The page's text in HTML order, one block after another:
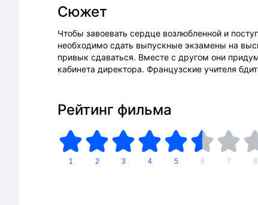
Сюжет
Чтобы завоевать сердце возлюбленной и
необходимо сдать выпускные экзамены на
привык сдаваться. Вместе с другом они
кабинета директора. Французские учителя
Рейтинг фильма
1 2 3 4 5 6 7 8